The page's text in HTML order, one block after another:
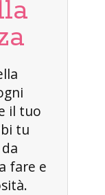
il tuo
tu
fare e